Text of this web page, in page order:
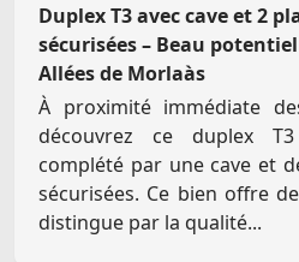
Duplex T3 avec cave et 2
sécurisées – Beau
Allées de Morlaàs
À proximité immédiate
découvrez ce duplex
complété par une cave et
sécurisées. Ce bien offre
distingue par la qualité...